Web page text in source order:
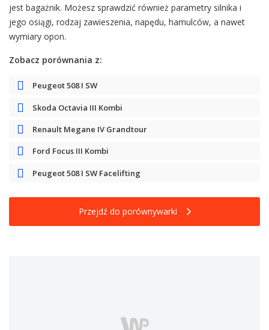
jest bagażnik. Możesz sprawdzić również parametry silnika i
jego osiągi, rodzaj zawieszenia, napędu, hamulców, a nawet
wymiary opon.
Zobacz porównania z:
Peugeot 508 I SW
Skoda Octavia III Kombi
Renault Megane IV Grandtour
Ford Focus III Kombi
Peugeot 508 I SW Facelifting
Przejdź do porównywarki